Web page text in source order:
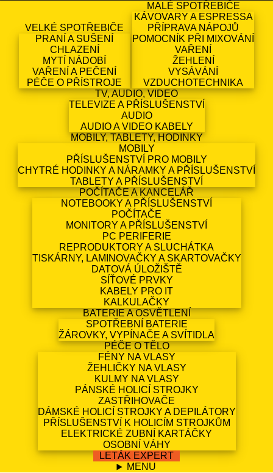
VELKÉ SPOTŘEBIČE
PRANÍ A SUŠENÍ
CHLAZENÍ
MYTÍ NÁDOBÍ
VAŘENÍ A PEČENÍ
PÉČE O PŘÍSTROJE
MALÉ SPOTŘEBIČE
KÁVOVARY A ESPRESSA
PŘÍPRAVA NÁPOJŮ
POMOCNÍK PŘI MIXOVÁNÍ
VAŘENÍ
ŽEHLENÍ
VYSÁVÁNÍ
VZDUCHOTECHNIKA
TV, AUDIO, VIDEO
TELEVIZE A PŘÍSLUŠENSTVÍ
AUDIO
AUDIO A VIDEO KABELY
MOBILY, TABLETY, HODINKY
MOBILY
PŘÍSLUŠENSTVÍ PRO MOBILY
CHYTRÉ HODINKY A NÁRAMKY A PŘÍSLUŠENSTVÍ
TABLETY A PŘÍSLUŠENSTVÍ
POČÍTAČE A KANCELÁŘ
NOTEBOOKY A PŘÍSLUŠENSTVÍ
POČÍTAČE
MONITORY A PŘÍSLUŠENSTVÍ
PC PERIFERIE
REPRODUKTORY A SLUCHÁTKA
TISKÁRNY, LAMINOVAČKY A SKARTOVAČKY
DATOVÁ ÚLOŽIŠTĚ
SÍŤOVÉ PRVKY
KABELY PRO IT
KALKULAČKY
BATERIE A OSVĚTLENÍ
SPOTŘEBNÍ BATERIE
ŽÁROVKY, VYPÍNAČE A SVÍTIDLA
PÉČE O TĚLO
FÉNY NA VLASY
ŽEHLIČKY NA VLASY
KULMY NA VLASY
PÁNSKÉ HOLICÍ STROJKY
ZASTŘIHOVAČE
DÁMSKÉ HOLICÍ STROJKY A DEPILÁTORY
PŘÍSLUŠENSTVÍ K HOLICÍM STROJKŮM
ELEKTRICKÉ ZUBNÍ KARTÁČKY
OSOBNÍ VÁHY
LETÁK EXPERT
MENU